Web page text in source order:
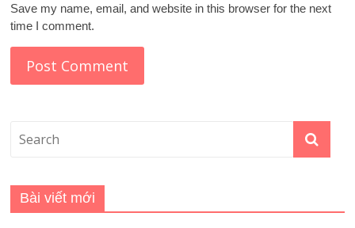
Save my name, email, and website in this browser for the next
time I comment.
Bài viết mới